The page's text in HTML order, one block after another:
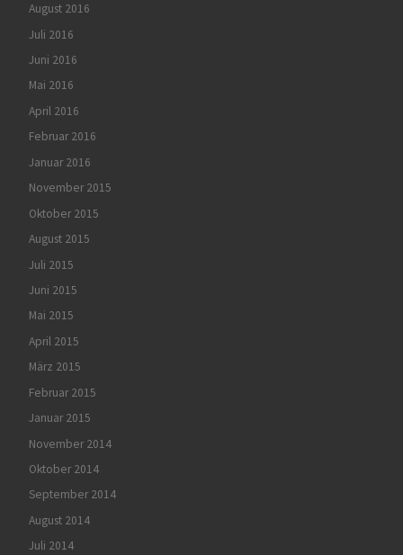
August 2016
Juli 2016
Juni 2016
Mai 2016
April 2016
Februar 2016
Januar 2016
November 2015
Oktober 2015
August 2015
Juli 2015
Juni 2015
Mai 2015
April 2015
März 2015
Februar 2015
Januar 2015
November 2014
Oktober 2014
September 2014
August 2014
Juli 2014